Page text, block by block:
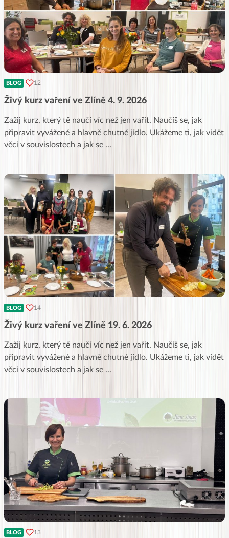
BLOG 12
Živý kurz vaření ve Zlíně 4. 9. 2026
Zažij kurz, který tě naučí víc než jen vařit. Naučíš se, jak
připravit vyvážené a hlavně chutné jídlo. Ukážeme ti, jak vidět
věci v souvislostech a jak se ...
BLOG 14
Živý kurz vaření ve Zlíně 19. 6. 2026
Zažij kurz, který tě naučí víc než jen vařit. Naučíš se, jak
připravit vyvážené a hlavně chutné jídlo. Ukážeme ti, jak vidět
věci v souvislostech a jak se ...
BLOG 13